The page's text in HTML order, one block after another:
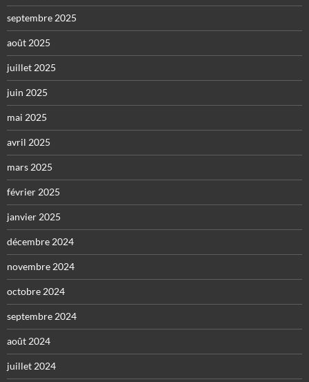
septembre 2025
août 2025
juillet 2025
juin 2025
mai 2025
avril 2025
mars 2025
février 2025
janvier 2025
décembre 2024
novembre 2024
octobre 2024
septembre 2024
août 2024
juillet 2024